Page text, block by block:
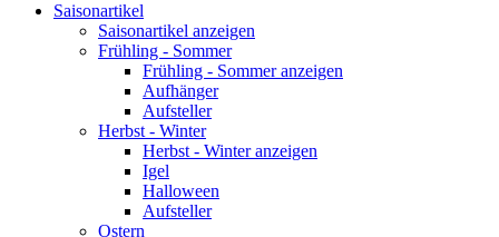
Saisonartikel
Saisonartikel anzeigen
Frühling - Sommer
Frühling - Sommer anzeigen
Aufhänger
Aufsteller
Herbst - Winter
Herbst - Winter anzeigen
Igel
Halloween
Aufsteller
Ostern